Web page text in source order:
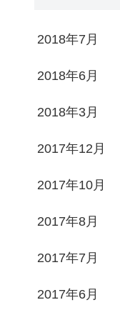
2018年7月
2018年6月
2018年3月
2017年12月
2017年10月
2017年8月
2017年7月
2017年6月